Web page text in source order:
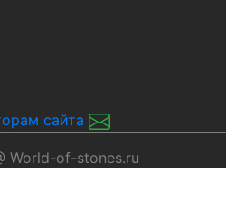
сайта
World-of-stones.ru